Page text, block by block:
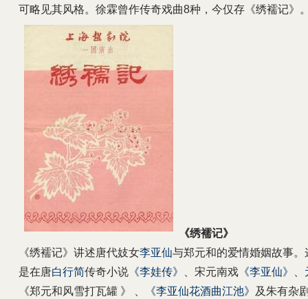
可略见其风格。徐霖曾作传奇戏曲8种，今仅存《绣襦记》
《绣襦记》
《绣襦记》讲述唐代妓女李亚仙与郑元和的爱情婚姻故事。
是在唐白行简传奇小说 《李娃传》 、宋元南戏 《李亚仙》
《郑元和风雪打瓦罐 》 、
《李亚仙花酒曲江池》 及朱有杂